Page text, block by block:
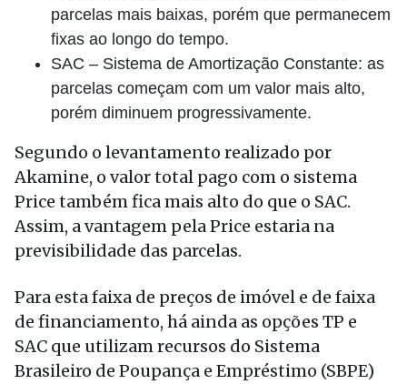
parcelas mais baixas, porém que permanecem
fixas ao longo do tempo.
SAC – Sistema de Amortização Constante: as
parcelas começam com um valor mais alto,
porém diminuem progressivamente.
Segundo o levantamento realizado por
Akamine, o valor total pago com o sistema
Price também fica mais alto do que o SAC.
Assim, a vantagem pela Price estaria na
previsibilidade das parcelas.
Para esta faixa de preços de imóvel e de faixa
de financiamento, há ainda as opções TP e
SAC que utilizam recursos do Sistema
Brasileiro de Poupança e Empréstimo (SBPE)